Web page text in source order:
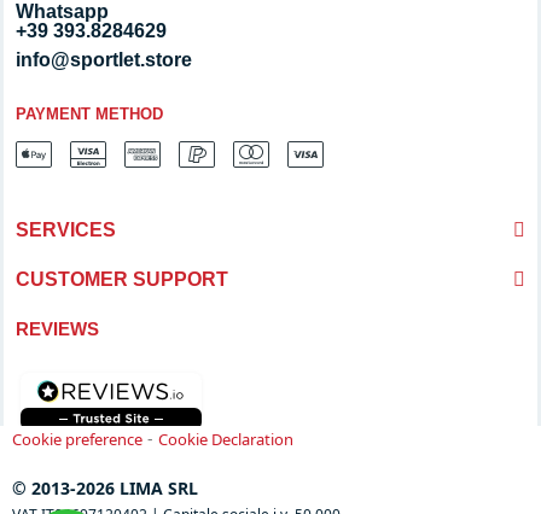
Whatsapp
+39 393.8284629
info@sportlet.store
PAYMENT METHOD
SERVICES
CUSTOMER SUPPORT
REVIEWS
Cookie preference - Cookie Declaration
© 2013-2026 LIMA SRL